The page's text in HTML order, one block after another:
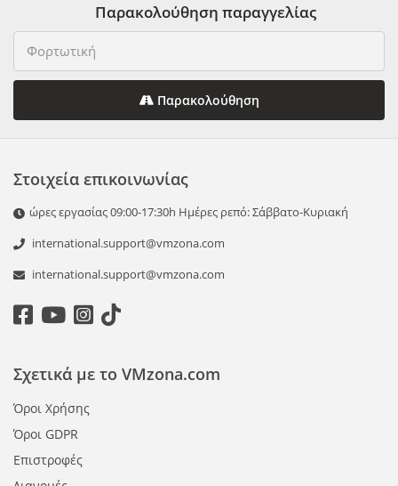
Παρακολούθηση παραγγελίας
Παρακολούθηση
Στοιχεία επικοινωνίας
ώρες εργασίας 09:00-17:30h Ημέρες ρεπό: Σάββατο-Κυριακή
international.support@vmzona.com
international.support@vmzona.com
Σχετικά με το VMzona.com
Όροι Χρήσης
Όροι GDPR
Επιστροφές